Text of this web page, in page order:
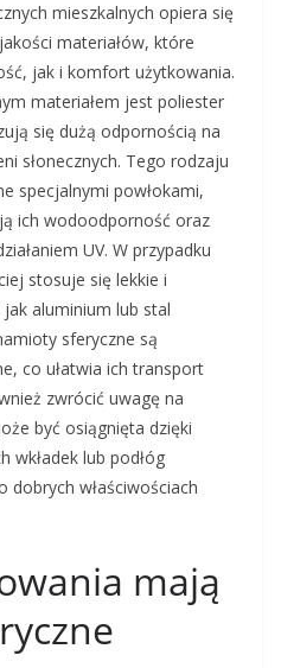
mieszkalnych opiera się
materiałów, które
jak i komfort użytkowania.
materiałem jest poliester
się dużą odpornością na
słonecznych. Tego rodzaju
specjalnymi powłokami,
ich wodoodporność oraz
UV. W przypadku
stosuje się lekkie i
jak aluminium lub stal
sferyczne są
co ułatwia ich transport
zwrócić uwagę na
być osiągnięta dzięki
wkładek lub podłóg
dobrych właściwościach
mają